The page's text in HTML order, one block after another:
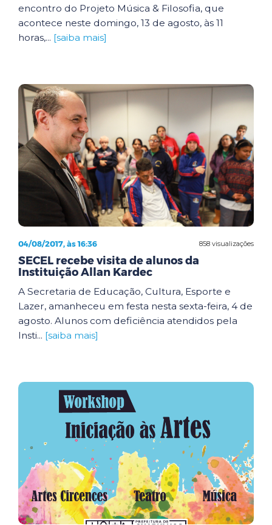
encontro do Projeto Música & Filosofia, que
acontece neste domingo, 13 de agosto, às 11
horas,... [saiba mais]
858 visualizações
04/08/2017, às 16:36
SECEL recebe visita de alunos da
Instituição Allan Kardec
A Secretaria de Educação, Cultura, Esporte e
Lazer, amanheceu em festa nesta sexta-feira, 4 de
agosto. Alunos com deficiência atendidos pela
Insti... [saiba mais]